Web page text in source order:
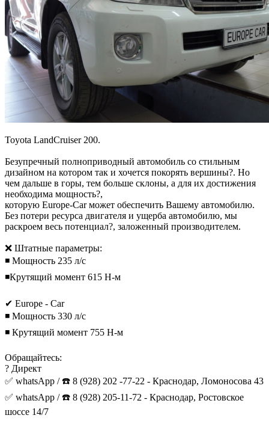
Toyota LandCruiser 200.
Безупречный полноприводный автомобиль со стильным
дизайном на котором так и хочется покорять вершины?️. Но
чем дальше в горы, тем больше склоны, а для их достижения
необходима мощность?,
которую Europe-Car может обеспечить Вашему автомобилю.
Без потери ресурса двигателя и ущерба автомобилю, мы
раскроем весь потенциал?, заложенный производителем.
❌ Штатные параметры:
◾ Мощность 235 л/с
◾Крутящий момент 615 Н-м
✔ Europe - Car
◾ Мощность 330 л/с
◾ Крутящий момент 755 Н-м
Обращайтесь:
? Директ
✅ whatsApp / ☎️ 8 (928) 202 -77-22 - Краснодар, Ломоносова 43
✅ whatsApp / ☎️ 8 (928) 205-11-72 - Краснодар, Ростовское
шоссе 14/7